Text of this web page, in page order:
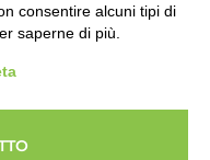
un servizio
consentire alcuni tipi di
saperne di più.